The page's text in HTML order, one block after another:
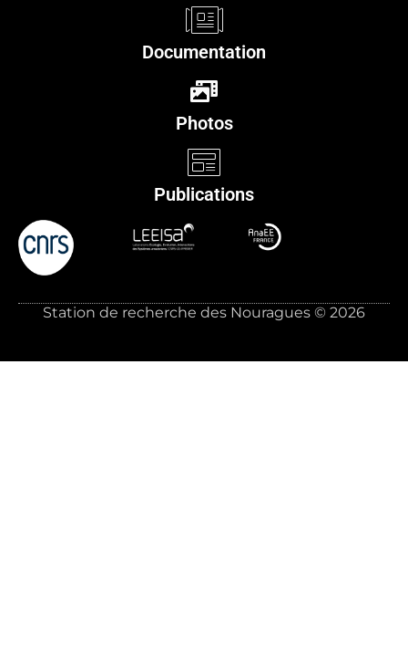
Documentation
Photos
Publications
Station de recherche des Nouragues © 2026